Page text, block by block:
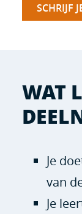
SCHRIJF
WAT
Je
van
Je